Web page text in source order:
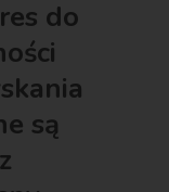
do
są